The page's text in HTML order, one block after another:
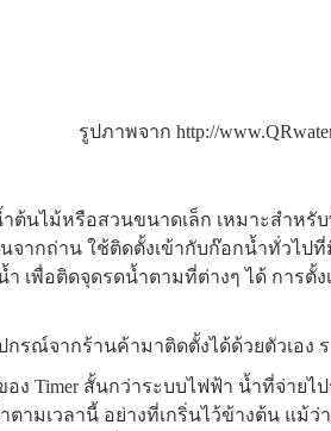
รูปภาพจาก http://
ต้นไม้หรือสวนขนาดเล็ก เหมาะสำห
จากถ่าน ใช้ติดตั้งเข้ากับก๊อกน้ำทั่วไ
เพื่อติดจุดรดน้ำตามที่ต่างๆ ได้ การตั้
รณ์จากร้านค้ามาติดตั้งได้ด้วยตัวเอ
อง Timer สั้นกว่าระบบไฟฟ้า น้ำที่จ่า
ามเวลานี้ อย่างที่เกริ่นไว้ข้างต้น แม้